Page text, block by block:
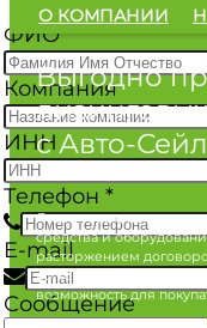
О КОМПАНИИ
Выгодно
с Авто-Сейл
Лизинговые компании
средства и
расторжением
по конкурентным
возможность для
ФИО*
Компания
ИНН
Телефон *
E-mail
Сообщение